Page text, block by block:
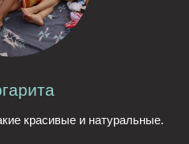
красивые и натуральные.